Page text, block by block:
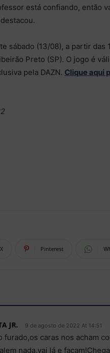
está confiando, então
sábado (13/08), a partir
Preto (SP). O jogo é
pela DAZN. Clique aqui
X Pinterest
JR. 9 de agosto de 2022 At 14:51
furado,os caras nos acham
nada,vai lá e